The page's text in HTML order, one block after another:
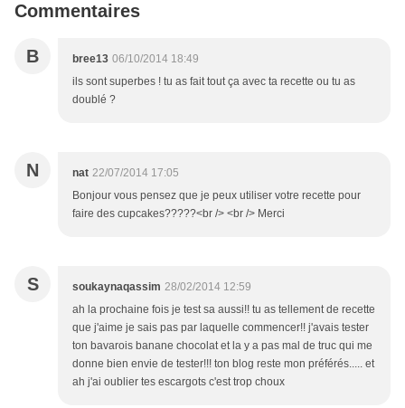
Commentaires
B bree13 06/10/2014 18:49
ils sont superbes ! tu as fait tout ça avec ta recette ou tu as
doublé ?
N nat 22/07/2014 17:05
Bonjour vous pensez que je peux utiliser votre recette pour
faire des cupcakes?????<br /> <br /> Merci
S soukaynaqassim 28/02/2014 12:59
ah la prochaine fois je test sa aussi!! tu as tellement de recette
que j'aime je sais pas par laquelle commencer!! j'avais tester
ton bavarois banane chocolat et la y a pas mal de truc qui me
donne bien envie de tester!!! ton blog reste mon préférés..... et
ah j'ai oublier tes escargots c'est trop choux